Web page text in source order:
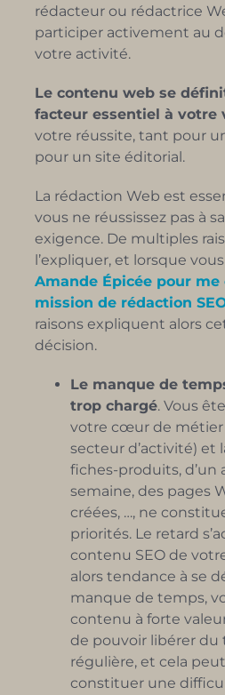
rédacteur ou rédactrice
participer activement au
votre activité.
Le contenu web se
facteur essentiel à votre
votre réussite, tant pour
pour un site éditorial.
La rédaction Web est
vous ne réussissez pas à
exigence. De multiples
l’expliquer, et lorsque
Amande Épicée pour me
mission de rédaction
raisons expliquent alors
décision.
Le manque de
trop chargé. Vous
votre cœur de métier
secteur d’activité) et
fiches-produits, d’un
semaine, des pages
créées, …, ne
priorités. Le retard
contenu SEO de
alors tendance à se
manque de temps,
contenu à forte
de pouvoir libérer du
régulière, et cela
constituer une